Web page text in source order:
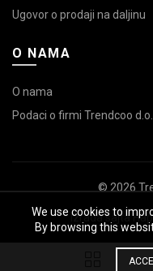
Ugovor o prodaji na daljinu
O NAMA
O nama
Podaci o firmi Trendcoo
© 2026
Izrada sajta
We use cookies to
By browsing this